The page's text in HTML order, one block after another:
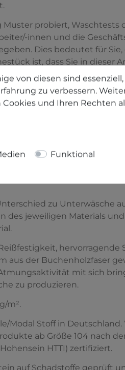
Muster probiert, Waschtests
innen und die
Dies bedeutet für Sie,
ist, dass Sie in dieser
Alb
zu Unterwäsche
des jeweiligen Materials
hervorragende
aus der Buchenholzfaser
mit sich
zu produzieren.
m².
Modal Stoff in Deutschland.
ab Größe 104 nach
HTTI) zertifiziert.
auf Schadstoffe geprüft
von diesen sind
zu verbessern.
und Ihren Rechten
Funktional